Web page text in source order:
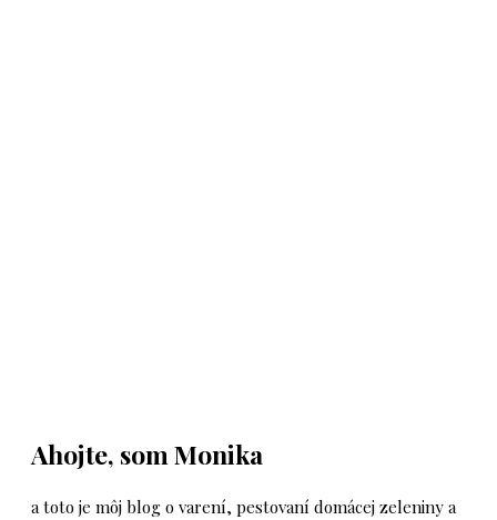
Ahojte, som Monika
a toto je môj blog o varení, pestovaní domácej zeleniny a